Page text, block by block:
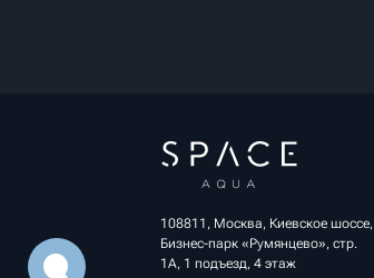
108811, Москва, Киевское шоссе,
Бизнес-парк «Румянцево», стр.
1А, 1 подъезд, 4 этаж